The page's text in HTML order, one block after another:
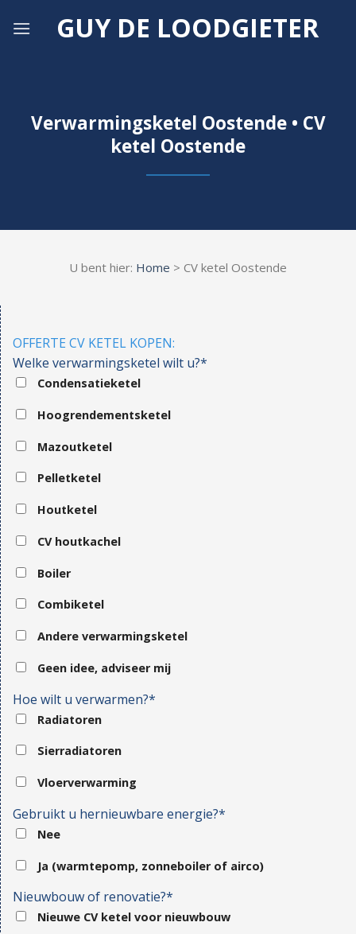
GUY DE LOODGIETER
Verwarmingsketel Oostende • CV
ketel Oostende
U bent hier: Home > CV ketel Oostende
OFFERTE CV KETEL KOPEN:
Welke verwarmingsketel wilt u?*
Condensatieketel
Hoogrendementsketel
Mazoutketel
Pelletketel
Houtketel
CV houtkachel
Boiler
Combiketel
Andere verwarmingsketel
Geen idee, adviseer mij
Hoe wilt u verwarmen?*
Radiatoren
Sierradiatoren
Vloerverwarming
Gebruikt u hernieuwbare energie?*
Nee
Ja (warmtepomp, zonneboiler of airco)
Nieuwbouw of renovatie?*
Nieuwe CV ketel voor nieuwbouw